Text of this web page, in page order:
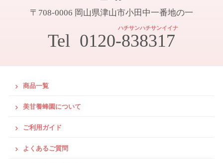
〒708-0006 岡山県津山市小田中一番地の一
ハチサンハチサンイイナ
Tel 0120-838317
商品一覧
美甘養蜂園について
ご利用ガイド
よくあるご質問